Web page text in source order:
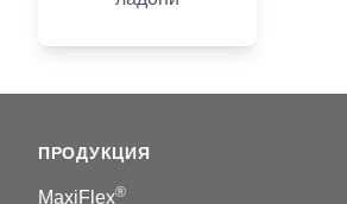
ПРОДУКЦИЯ
MaxiFlex®